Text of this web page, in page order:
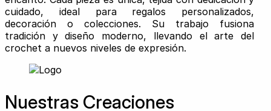
cuidado, ideal para regalos personalizados,
decoración o colecciones. Su trabajo fusiona
tradición y diseño moderno, llevando el arte del
crochet a nuevos niveles de expresión.
Nuestras Creaciones